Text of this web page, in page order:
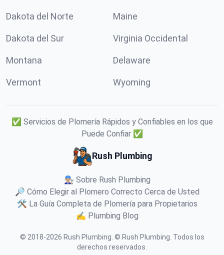
Dakota del Norte Maine
Dakota del Sur Virginia Occidental
Montana Delaware
Vermont Wyoming
✅ Servicios de Plomería Rápidos y Confiables en los que
Puede Confiar ✅
Rush Plumbing
👨🏼‍🔧 Sobre Rush Plumbing
🔎 Cómo Elegir al Plomero Correcto Cerca de Usted
🛠️ La Guía Completa de Plomería para Propietarios
✍️ Plumbing Blog
© 2018-2026 Rush Plumbing © Rush Plumbing. Todos los
derechos reservados.